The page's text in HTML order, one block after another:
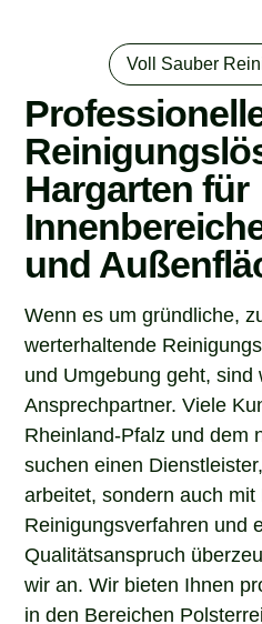
Voll Sauber
Hargarten für
und
Wenn es um gründliche,
werterhaltende
und Umgebung geht, sind
Ansprechpartner. Viele
Rheinland-Pfalz und dem
suchen einen
arbeitet, sondern auch
Reinigungsverfahren und
Qualitätsanspruch
wir an. Wir bieten Ihnen
in den Bereichen